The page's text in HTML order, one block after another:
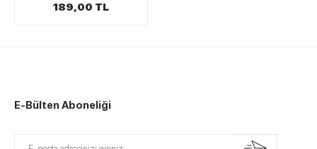
189,00 TL
E-Bülten Aboneliği